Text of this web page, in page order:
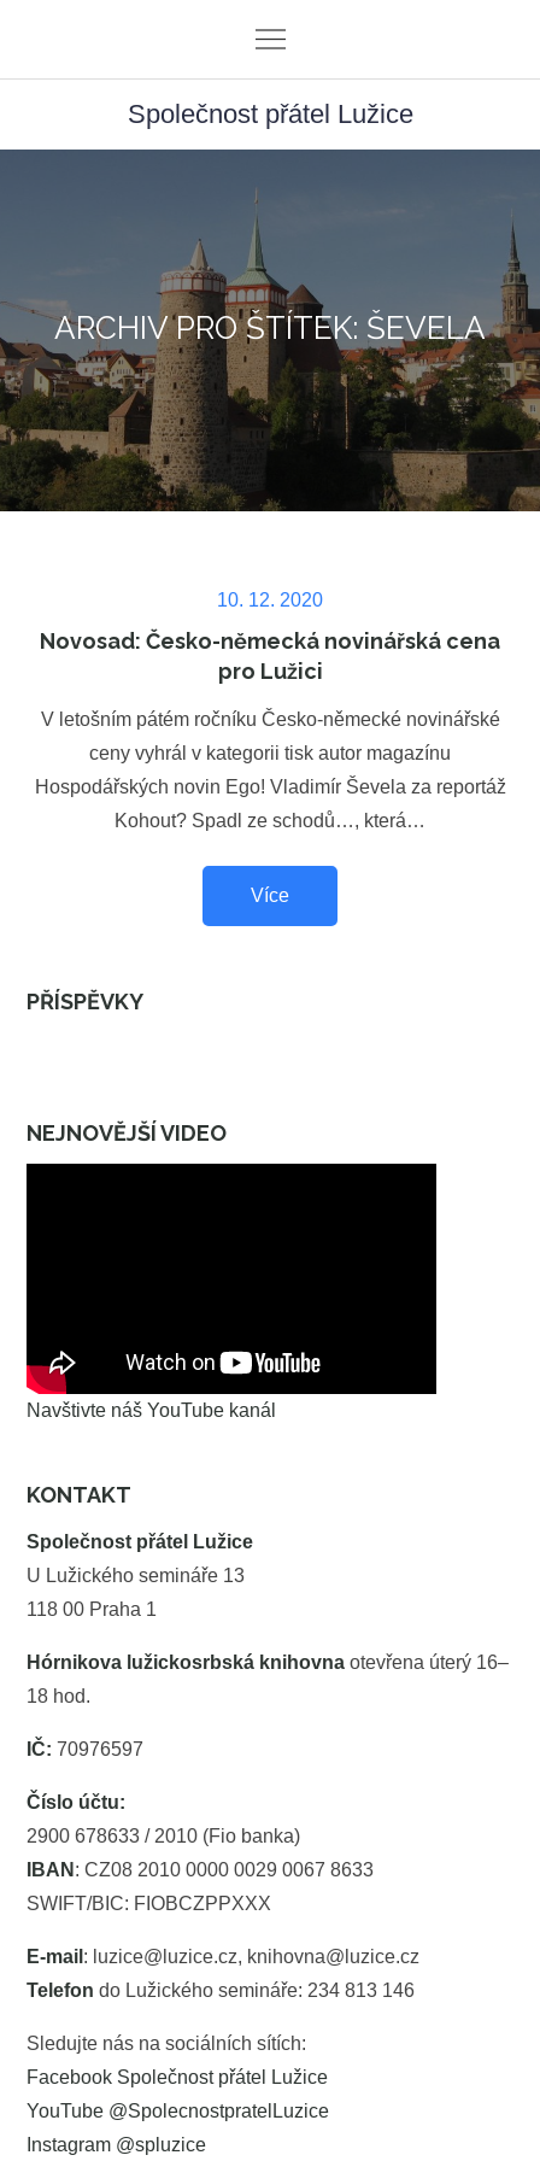
content
Společnost přátel Lužice
ARCHIV PRO ŠTÍTEK: ŠEVELA
Posted
on
10. 12. 2020
Novosad: Česko-německá novinářská cena
pro Lužici
V letošním pátém ročníku Česko-německé novinářské
ceny vyhrál v kategorii tisk autor magazínu
Hospodářských novin Ego! Vladimír Ševela za reportáž
Kohout? Spadl ze schodů…, která…
Více
PŘÍSPĚVKY
NEJNOVĚJŠÍ VIDEO
Navštivte náš YouTube kanál
KONTAKT
Společnost přátel Lužice
U Lužického semináře 13
118 00 Praha 1
Hórnikova lužickosrbská knihovna otevřena úterý 16–
18 hod.
IČ: 70976597
Číslo účtu:
2900 678633 / 2010 (Fio banka)
IBAN : CZ08 2010 0000 0029 0067 8633
SWIFT/BIC: FIOBCZPPXXX
E-mail : luzice@luzice.cz, knihovna@luzice.cz
Telefon do Lužického semináře: 234 813 146
Sledujte nás na sociálních sítích:
Facebook Společnost přátel Lužice
YouTube @SpolecnostpratelLuzice
Instagram @spluzice